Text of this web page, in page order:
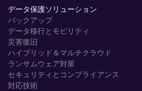
データ保護ソリューション
バックアップ
データ移行とモビリティ
災害復旧
ハイブリッド＆マルチクラウド
ランサムウェア対策
セキュリティとコンプライアンス
対応技術